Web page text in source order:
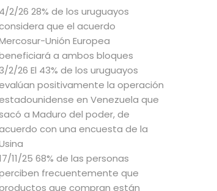
4/2/26 28% de los uruguayos
que el acuerdo
Unión Europea
a ambos bloques
3/2/26 El 43% de los uruguayos
positivamente la operación
en Venezuela que
a Maduro del poder, de
con una encuesta de la
11/25 68% de las personas
frecuentemente que
que compran están